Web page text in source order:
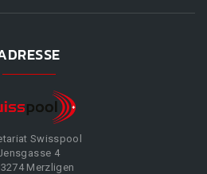
Swisspool
4
3274 Merzligen